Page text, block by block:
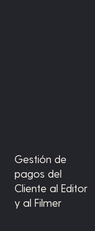
Gestión de
pagos del
Cliente al Editor
y al Filmer